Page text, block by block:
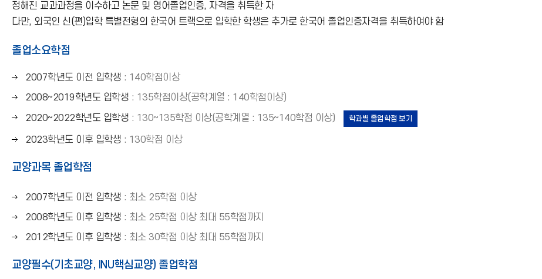
정해진 교과과정을 이수하고 논문 및 영어졸업인증, 자격을 취득한 자
다만, 외국인 신(편)입학 특별전형의 한국어 트랙으로 입학한 학생은 추가로 한국어 졸업인증자격을 취득하여야 함
졸업소요학점
오
른
화
살
(
→
2007학년도 이전 입학생 : 140학점이상
오
화
표
→
2008~2019학년도 입학생 : 135학점이상(공학계열 : 140학점이상)
오
쪽
화
살
(
→
2020~2022학년도 입학생 : 130~135학점 이상(공학계열 : 135~140학점 이상) 학과별 졸업학점 보기
오
쪽
살
(
→
2023학년도 이후 입학생 : 130학점 이상
교양과목 졸업학점
오
른
화
표
2007학년도 이전 입학생 : 최소 25학점 이상
오
른
화
살
2008학년도 이후 입학생 : 최소 25학점 이상 최대 55학점까지
오
쪽
2012학년도 이후 입학생 : 최소 30학점 이상 최대 55학점까지
교양필수(기초교양, INU핵심교양) 졸업학점